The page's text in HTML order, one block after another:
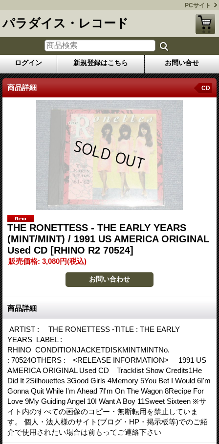
PCサイト
パラダイス・レコード
ログイン 新規登録はこちら お問い合せ
商品詳細 CD
THE RONETTESS - THE EARLY YEARS
(MINT/MINT) / 1991 US AMERICA ORIGINAL
Used CD [RHINO R2 70524]
販売価格: 3,080円(税込)
商品詳細
ARTIST : THE RONETTESS -TITLE : THE EARLY
YEARS LABEL :
RHINO CONDITIONJACKETDISKMINTMINTNo.
: 70524OTHERS : <RELEASE INFORMATION> 1991 US
AMERICA ORIGINAL Used CD Tracklist Show Credits1He
Did It 2Silhouettes 3Good Girls 4Memory 5You Bet I Would 6I'm
Gonna Quit While I'm Ahead 7I'm On The Wagon 8Recipe For
Love 9My Guiding Angel 10I Want A Boy 11Sweet Sixteen ※サ
イト内のすべての画像のコピー・無断転用を禁止していま
す。 個人・法人様のサイト(ブログ・HP・掲示板等)でのご紹
介で使用されたい場合は前もってご連絡下さい